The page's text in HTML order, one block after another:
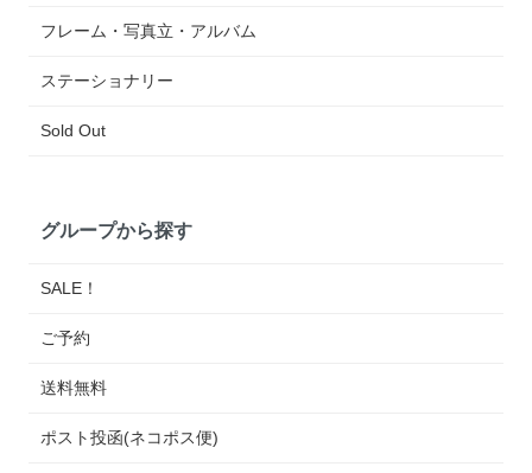
フレーム・写真立・アルバム
ステーショナリー
Sold Out
グループから探す
SALE！
ご予約
送料無料
ポスト投函(ネコポス便)